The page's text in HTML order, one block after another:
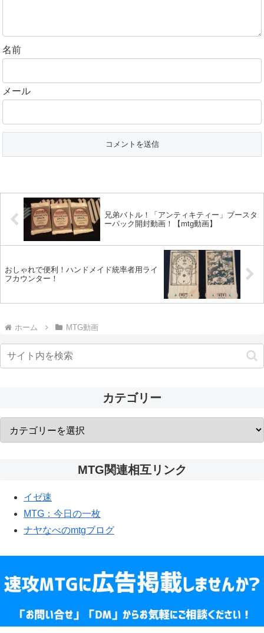
名前
メール
兄弟バトル！「アンティキティー」ブースタ
ーパック開封動画！【mtg動画】
おしゃれで便利！ハンドメイド統率者用ライ
フカウンター！
ホーム MTG動画
カテゴリー
MTG関連相互リンク
イゼ速
MTG：今日の一枚
ナヤなべのmtgブログ